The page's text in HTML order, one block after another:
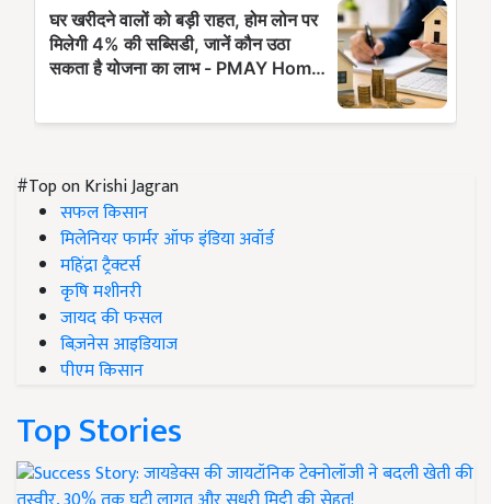
#Top on Krishi Jagran
सफल किसान
मिलेनियर फार्मर ऑफ इंडिया अवॉर्ड
महिंद्रा ट्रैक्टर्स
कृषि मशीनरी
जायद की फसल
बिज़नेस आइडियाज
पीएम किसान
Top Stories